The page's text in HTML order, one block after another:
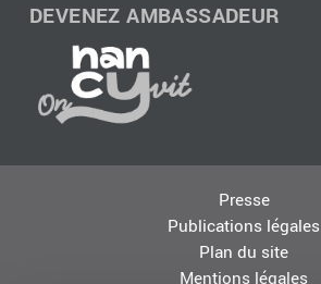
DEVENEZ AMBASSADEUR
Presse
Publications légales
Plan du site
Mentions légales